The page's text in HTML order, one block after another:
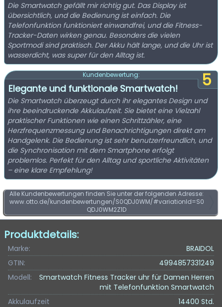
Die Smartwatch gefällt mir richtig gut. Das Display ist
übersichtlich, und die Bedienung ist einfach. Die
Telefonfunktion funktioniert einwandfrei, und die Fitness-
Tracker-Daten wirken genau. Besonders die vielen
Sportmodi sind praktisch. Der Akku hält lange, und die Uhr ist
wasserdicht, was super für den Alltag ist.
5
Kundenbewertung:
Elegante und funktionale Smartwatch!
Die Smartwatch überzeugt durch ihr elegantes Design und
ihre beeindruckende Akkulaufzeit. Sie bietet eine Vielzahl
praktischer Funktionen wie einen Schrittzähler, eine
Herzfrequenzmessung und Benachrichtigungen direkt am
Handgelenk. Die Bedienung ist sehr benutzerfreundlich, und
die Synchronisation mit dem Smartphone erfolgt
problemlos. Perfekt für den Alltag und sportliche Aktivitäten
– eine klare Empfehlung!
Alle Kundenbewertungen finden Sie unter der folgenden Adresse:
www.otto.de/kundenbewertungen/S0QDJ0WM/#variationId=S0
QDJ0WM2Z1D
Produktdetails:
Marke:
BRAIDOL
GTIN:
4994857331249
Modell:
Smartwatch Fitness Tracker uhr für Damen Herren
mit Telefonfunktion Smartwatch
Akkulaufzeit
14400 Std.